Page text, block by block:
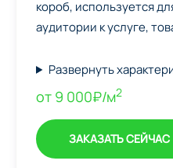
короб, используется
аудитории к услуге,
Развернуть
от 9 000₽/м2
ЗАКАЗАТЬ СЕЙЧАС